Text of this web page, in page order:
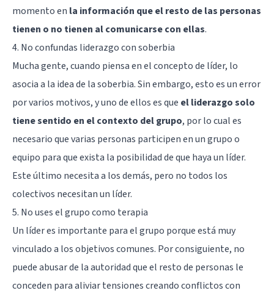
momento en la información que el resto de las personas
tienen o no tienen al comunicarse con ellas.
4. No confundas liderazgo con soberbia
Mucha gente, cuando piensa en el concepto de líder, lo
asocia a la idea de la soberbia. Sin embargo, esto es un error
por varios motivos, y uno de ellos es que el liderazgo solo
tiene sentido en el contexto del grupo, por lo cual es
necesario que varias personas participen en un grupo o
equipo para que exista la posibilidad de que haya un líder.
Este último necesita a los demás, pero no todos los
colectivos necesitan un líder.
5. No uses el grupo como terapia
Un líder es importante para el grupo porque está muy
vinculado a los objetivos comunes. Por consiguiente, no
puede abusar de la autoridad que el resto de personas le
conceden para aliviar tensiones creando conflictos con